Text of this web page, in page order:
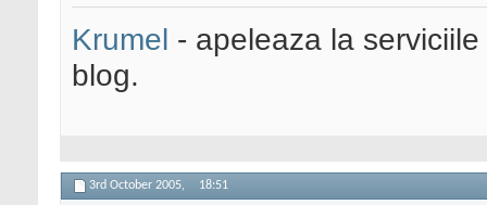
Krumel - apeleaza la
blog.
3rd October 2005, 18:51